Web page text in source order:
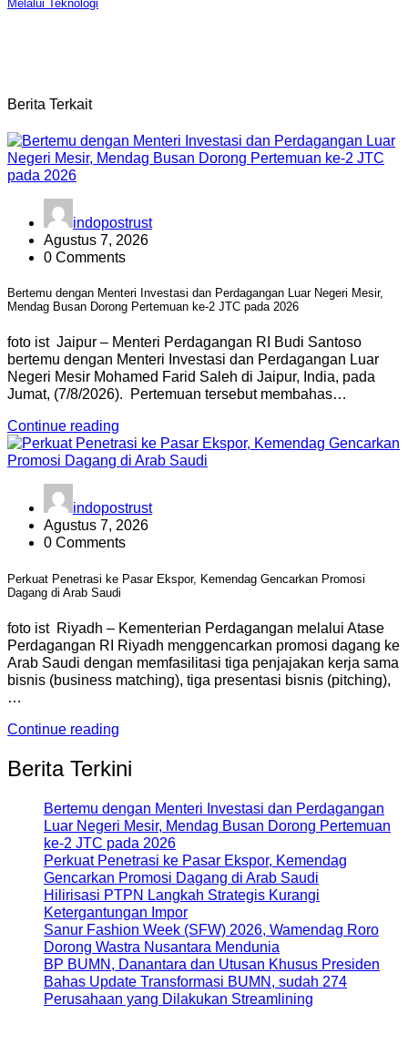
Melalui Teknologi
Berita Terkait
indopostrust
Agustus 7, 2026
0 Comments
Bertemu dengan Menteri Investasi dan Perdagangan Luar Negeri Mesir,
Mendag Busan Dorong Pertemuan ke-2 JTC pada 2026
foto ist Jaipur – Menteri Perdagangan RI Budi Santoso
bertemu dengan Menteri Investasi dan Perdagangan Luar
Negeri Mesir Mohamed Farid Saleh di Jaipur, India, pada
Jumat, (7/8/2026). Pertemuan tersebut membahas…
Continue reading
indopostrust
Agustus 7, 2026
0 Comments
Perkuat Penetrasi ke Pasar Ekspor, Kemendag Gencarkan Promosi
Dagang di Arab Saudi
foto ist Riyadh – Kementerian Perdagangan melalui Atase
Perdagangan RI Riyadh menggencarkan promosi dagang ke
Arab Saudi dengan memfasilitasi tiga penjajakan kerja sama
bisnis (business matching), tiga presentasi bisnis (pitching),
…
Continue reading
Berita Terkini
Bertemu dengan Menteri Investasi dan Perdagangan
Luar Negeri Mesir, Mendag Busan Dorong Pertemuan
ke-2 JTC pada 2026
Perkuat Penetrasi ke Pasar Ekspor, Kemendag
Gencarkan Promosi Dagang di Arab Saudi
Hilirisasi PTPN Langkah Strategis Kurangi
Ketergantungan Impor
Sanur Fashion Week (SFW) 2026, Wamendag Roro
Dorong Wastra Nusantara Mendunia
BP BUMN, Danantara dan Utusan Khusus Presiden
Bahas Update Transformasi BUMN, sudah 274
Perusahaan yang Dilakukan Streamlining